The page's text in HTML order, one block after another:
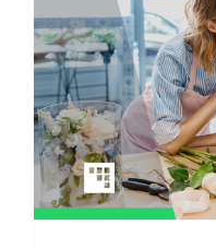
Não
varejo, é